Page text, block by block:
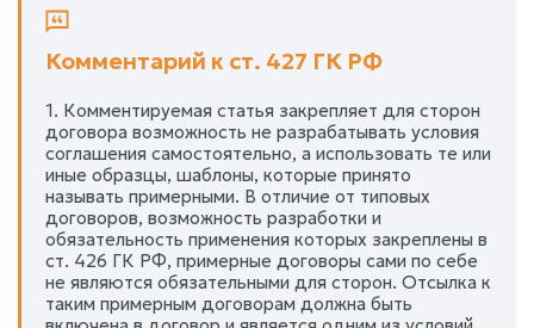
Комментарий к ст. 427 ГК РФ
1. Комментируемая статья закрепляет для сторон
договора возможность не разрабатывать условия
соглашения самостоятельно, а использовать те или
иные образцы, шаблоны, которые принято
называть примерными. В отличие от типовых
договоров, возможность разработки и
обязательность применения которых закреплены в
ст. 426 ГК РФ, примерные договоры сами по себе
не являются обязательными для сторон. Отсылка к
таким примерным договорам должна быть